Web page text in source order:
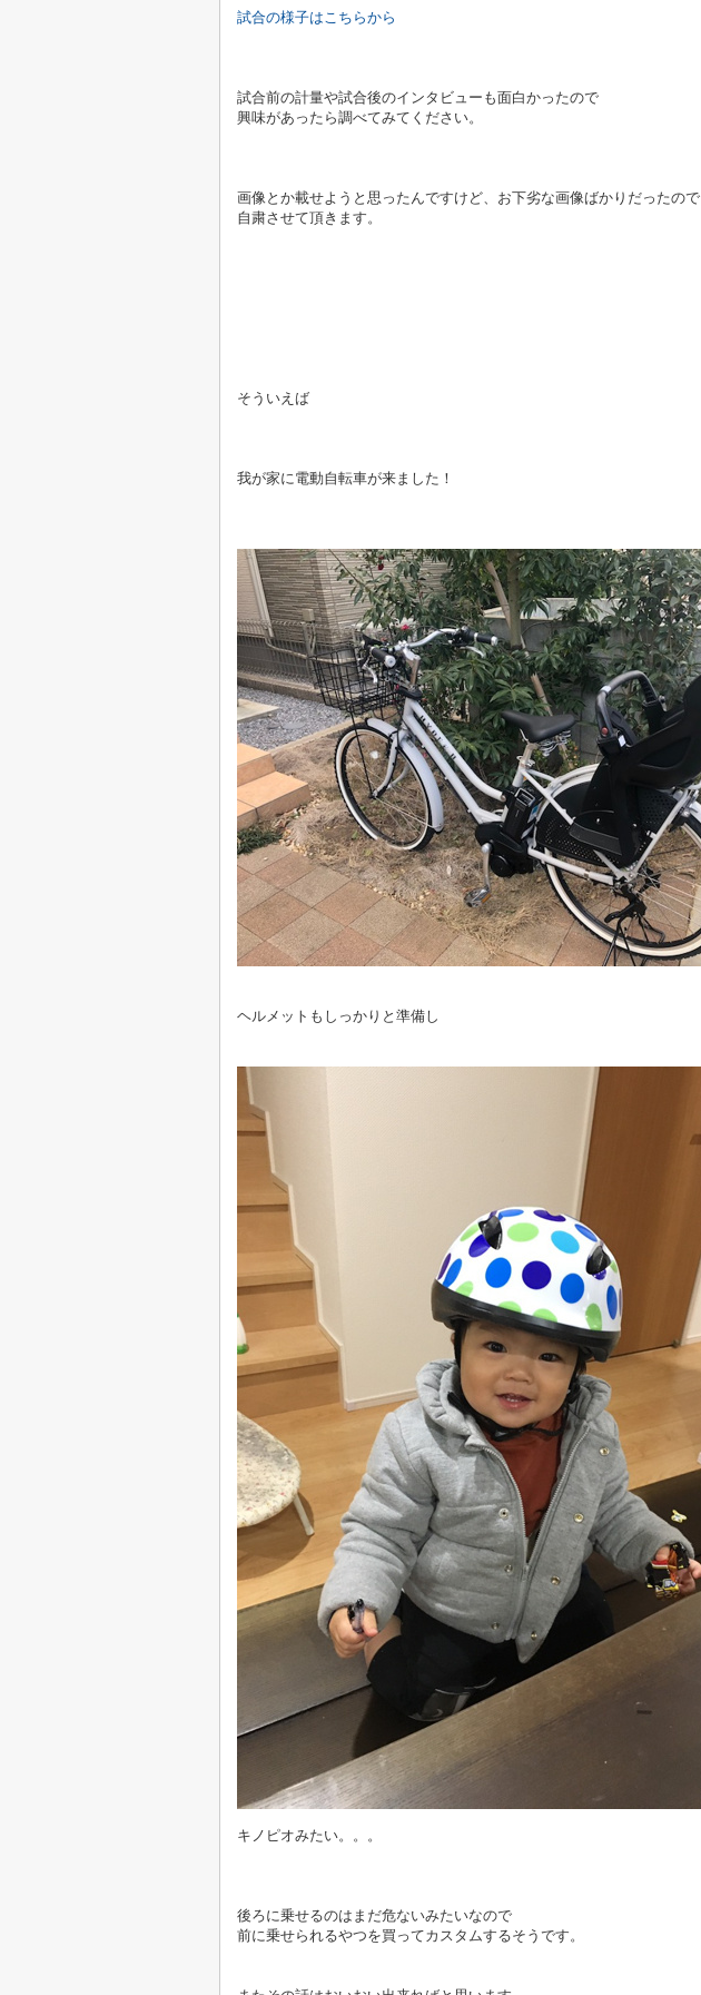
試合の様子はこちらから
試合前の計量や試合後のインタビューも面白かったので
興味があったら調べてみてください。
画像とか載せようと思ったんですけど、お下劣な画像ばかりだったので
自粛させて頂きます。
そういえば
我が家に電動自転車が来ました！
ヘルメットもしっかりと準備し
キノピオみたい。。。
後ろに乗せるのはまだ危ないみたいなので
前に乗せられるやつを買ってカスタムするそうです。